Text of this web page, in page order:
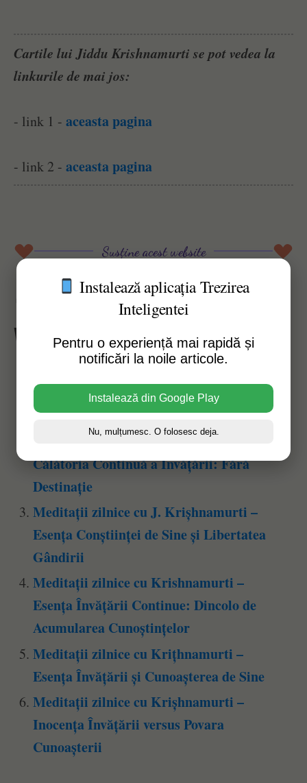
Cartile lui Jiddu Krishnamurti se pot vedea la
linkurile de mai jos:
- link 1 - aceasta pagina
- link 2 - aceasta pagina
Susține acest website
Afișări pagină:32
Vezi Și Alte Articole Similare:
Contradicția Gândirii și Libertatea
Spiritului
Meditații zilnice cu Krișhnamurti –
Călătoria Continuă a Învățării: Fără
Destinație
Meditații zilnice cu J. Krișhnamurti –
Esența Conștiinței de Sine și Libertatea
Gândirii
Meditații zilnice cu Krishnamurti –
Esența Învățării Continue: Dincolo de
Acumularea Cunoștințelor
Meditații zilnice cu Krițhnamurti –
Esența Învățării și Cunoașterea de Sine
Meditații zilnice cu Krișhnamurti –
Inocența Învățării versus Povara
Cunoașterii
Instalează aplicația Trezirea
Inteligentei
Pentru o experiență mai rapidă și
notificări la noile articole.
Instalează din Google Play
Nu, mulțumesc. O folosesc deja.